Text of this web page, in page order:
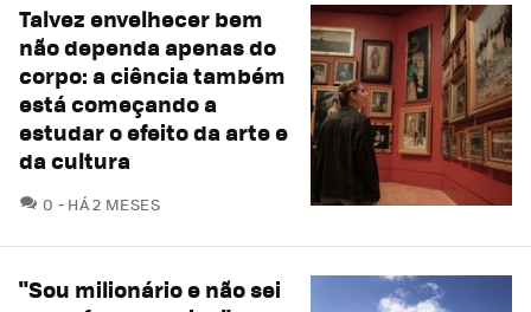
Talvez envelhecer bem
não dependa apenas do
corpo: a ciência também
está começando a
estudar o efeito da arte e
da cultura
0 COMENTÁRIOS
HÁ 2 MESES
"Sou milionário e não sei